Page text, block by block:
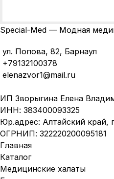
Special-Med — Модная
ул. Попова, 82, Барнаул
+79132100378
elenazvor1@mail.ru
ИП Зворыгина Елена
ИНН: 383400093325
Юр.адрес: Алтайский край,
ОГРНИП: 322220200095181
Главная
Каталог
Медицинские халаты